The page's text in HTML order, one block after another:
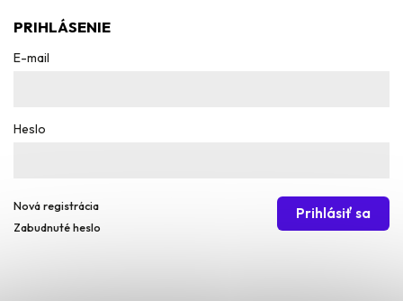
PRIHLÁSENIE
E-mail
Heslo
Prihlásiť sa
Nová registrácia
Zabudnuté heslo